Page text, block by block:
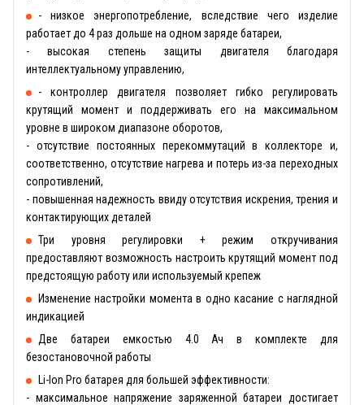
- низкое энергопотребление, вследствие чего изделие
работает до 4 раз дольше на одном заряде батареи,
- высокая степень защиты двигателя благодаря
интеллектуальному управлению,
- контроллер двигателя позволяет гибко регулировать
крутящий момент и поддерживать его на максимальном
уровне в широком диапазоне оборотов,
- отсутствие постоянных перекоммутаций в коллекторе и,
соответственно, отсутствие нагрева и потерь из-за переходных
сопротивлений,
- повышенная надежность ввиду отсутствия искрения, трения и
контактирующих деталей
Три уровня регулировки + режим откручивания
предоставляют возможность настроить крутящий момент под
предстоящую работу или используемый крепеж
Изменение настройки момента в одно касание с наглядной
индикацией
Две батареи емкостью 4.0 Ач в комплекте для
безостановочной работы
Li-Ion Pro батарея для большей эффективности:
- максимальное напряжение заряженной батареи достигает